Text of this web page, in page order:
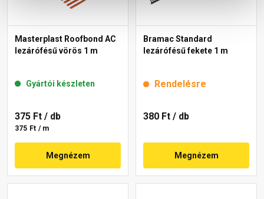
Masterplast Roofbond AC
lezárófésű vörös 1 m
Gyártói készleten
375 Ft / db
375 Ft / m
Megnézem
Bramac Standard
lezárófésű fekete 1 m
Rendelésre
380 Ft / db
Megnézem